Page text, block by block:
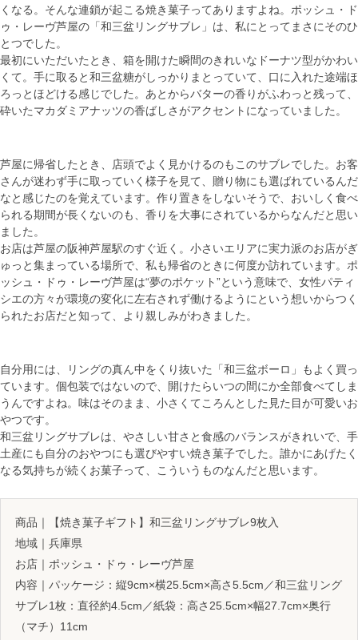
くなる。そんな連鎖が起こる焼き菓子ってありますよね。ポッシュ・ド
ゥ・レーヴ芦屋の「和三盆リングサブレ」は、私にとってまさにそのひ
とつでした。
最初にいただいたとき、箱を開けた瞬間のきれいなドーナツ型がかわい
くて。手に取ると和三盆糖がしっかりまとっていて、口に入れた途端ほ
ろっとほどける感じでした。あとからバターの香りがふわっと残って、
砕いたマカダミアナッツの香ばしさがアクセントになっていました。
芦屋に帰省したとき、店頭でよく見かけるのもこのサブレでした。お客
さんが迷わず手に取っていく様子を見て、贈り物にも選ばれているんだ
なと感じたのを覚えています。作り置きをしないそうで、おいしく食べ
られる期間が長くないのも、香りを大事にされているからなんだと思い
ました。
お店は芦屋の阪神芦屋駅のすぐ近く。小さいエリアに実力派のお店がぎ
ゅっと集まっている場所で、私も帰省のときに何度か訪れています。ポ
ッシュ・ドゥ・レーヴ芦屋は“夢のポケット”という意味で、女性パティ
シエの方々が環境の変化に左右されず働けるようにという想いからつく
られたお店だと知って、より親しみがわきました。
自分用には、リングの真ん中をくり抜いた「和三盆ボーロ」もよく買っ
ています。個包装ではないので、開けたらいつの間にか全部食べてしま
うんですよね。味はそのまま、小さくてころんとした見た目が可愛いお
やつです。
和三盆リングサブレは、やさしい甘さと食感のバランスがきれいで、手
土産にも自分のおやつにも選びやすい焼き菓子でした。誰かにあげたく
なる気持ちが続くお菓子って、こういうものなんだと思います。
商品｜【焼き菓子ギフト】和三盆リングサブレ9枚入
地域｜兵庫県
お店｜ポッシュ・ドゥ・レーヴ芦屋
内容｜パッケージ：縦9cm×横25.5cm×高さ5.5cm／和三盆リング
サブレ1枚：直径約4.5cm／紙袋：高さ25.5cm×幅27.7cm×奥行
（マチ）11cm